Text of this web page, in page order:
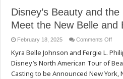
Disney’s Beauty and
Meet the New Belle and
February 18, 2025 Comments Offon
and
the
Kyra Belle Johnson and Fergie L.
Disney’s North American Tour of
Casting to be Announced New York,